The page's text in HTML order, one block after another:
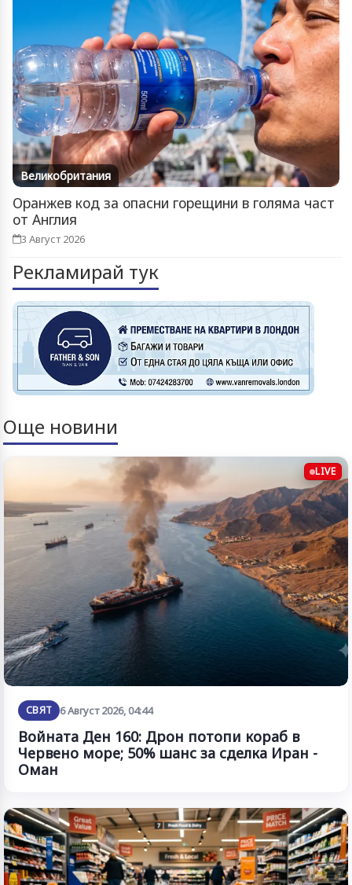
Великобритания
Оранжев код за опасни горещини в голяма част
от Англия
3 Август 2026
Рекламирай тук
Още новини
LIVE
СВЯТ 6 Август 2026, 04:44
Войната Ден 160: Дрон потопи кораб в
Червено море; 50% шанс за сделка Иран -
Оман